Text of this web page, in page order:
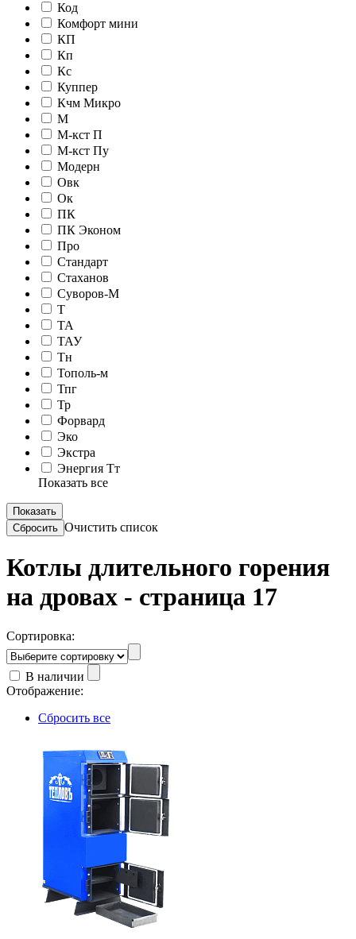
Код
Комфорт мини
КП
Кп
Кс
Куппер
Кчм Микро
М
М-кст П
М-кст Пу
Модерн
Овк
Ок
ПК
ПК Эконом
Про
Стандарт
Стаханов
Суворов-М
Т
ТА
ТАУ
Тн
Тополь-м
Тпг
Тр
Форвард
Эко
Экстра
Энергия Тт
Показать все
Очистить список
Котлы длительного горения
на дровах - страница 17
Сортировка:
В наличии
Отображение:
Сбросить все